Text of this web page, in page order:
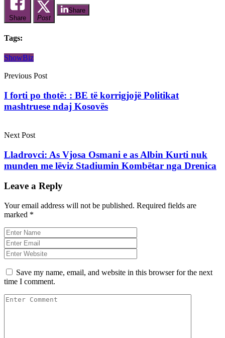
Share Post
Share
Tags:
ShowBiz
Previous Post
I forti po thotë: : BE të korrigjojë Politikat
mashtruese ndaj Kosovës
Next Post
Lladrovci: As Vjosa Osmani e as Albin Kurti nuk
munden me lëviz Stadiumin Kombëtar nga Drenica
Leave a Reply
Your email address will not be published. Required fields are
marked *
Save my name, email, and website in this browser for the next
time I comment.